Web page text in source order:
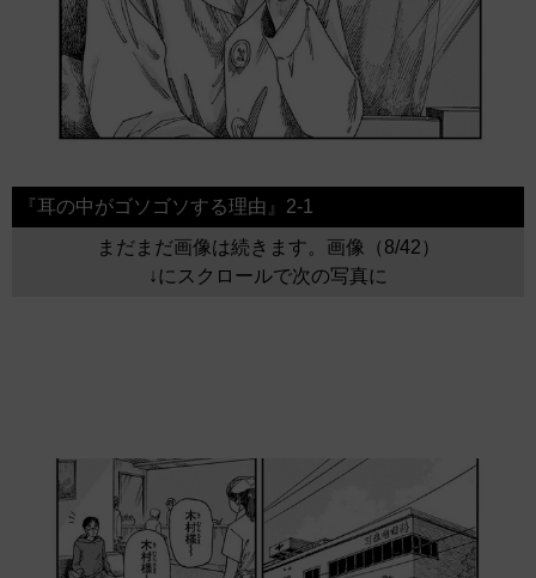
『耳の中がゴソゴソする理由』2-1
まだまだ画像は続きます。画像（8/42）
↓にスクロールで次の写真に